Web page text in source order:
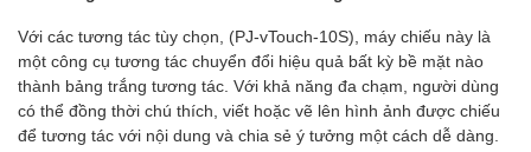
Với các tương tác tùy chọn, (PJ-vTouch-10S), máy chiếu này là
một công cụ tương tác chuyển đổi hiệu quả bất kỳ bề mặt nào
thành bảng trắng tương tác. Với khả năng đa chạm, người dùng
có thể đồng thời chú thích, viết hoặc vẽ lên hình ảnh được chiếu
để tương tác với nội dung và chia sẻ ý tưởng một cách dễ dàng.